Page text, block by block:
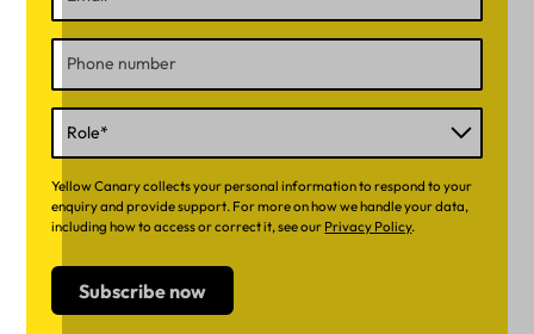
Yellow Canary collects your personal information to respond to your
enquiry and provide support. For more on how we handle your data,
including how to access or correct it, see our Privacy Policy.